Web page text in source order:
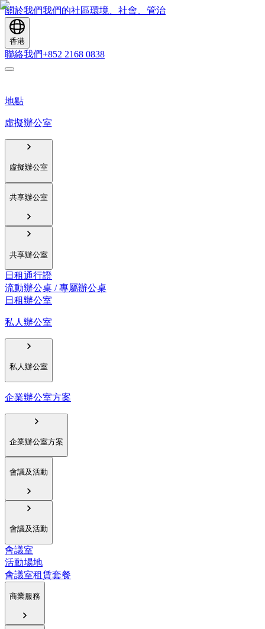
關於我們我們的社區環境、社會、管治
香港
聯絡我們+852 2168 0838
地點
虛擬辦公室
虛擬辦公室
共享辦公室
共享辦公室
日租通行證
流動辦公桌 / 專屬辦公桌
日租辦公室
私人辦公室
私人辦公室
企業辦公室方案
企業辦公室方案
會議及活動
會議及活動
會議室
活動場地
會議室租賃套餐
商業服務